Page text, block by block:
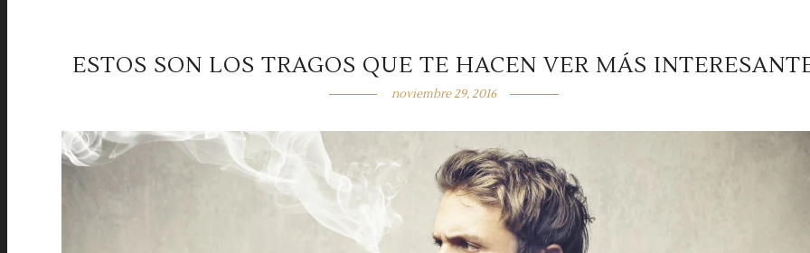
ESTOS SON LOS TRAGOS QUE TE HACEN VER MÁS
noviembre 29, 2016